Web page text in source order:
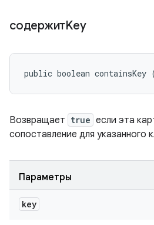
содержитKey
public boolean containsKey
Возвращает true если эта
сопоставление для указанного
Параметры
key